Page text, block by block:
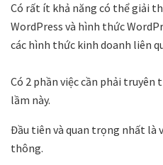
Có rất ít khả năng có thể giải
WordPress và hình thức
các hình thức kinh doanh liên
Có 2 phần việc cần phải truyên
lầm này.
Đầu tiên và quan trọng nhất là
thông.